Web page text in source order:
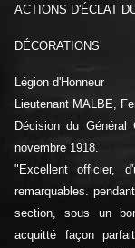
ACTIONS D'ÉCLAT
DÉCORATIONS
Légion d'Honneur
Lieutenant MALBE,
Décision du
novembre 1918.
"Excellent officier,
remarquables.
section, sous un
acquitté façon